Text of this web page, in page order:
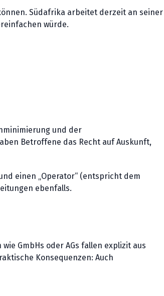
Südafrika arbeitet derzeit an seiner
würde.
und der
Betroffene das Recht auf Auskunft,
einen „Operator“ (entspricht dem
ebenfalls.
GmbHs oder AGs fallen explizit aus
Konsequenzen: Auch